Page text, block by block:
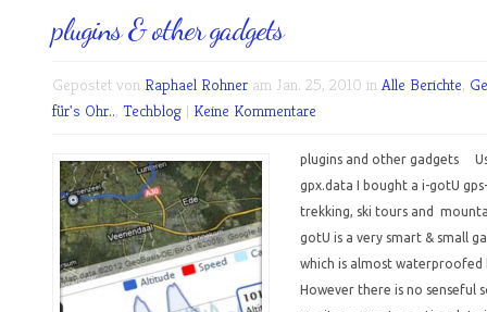
plugins & other gadgets
Gepostet von Raphael Rohner am Jan. 25, 2010 in Alle Berichte,
für's Ohr.., Techblog | Keine Kommentare
plugins and other gadgets
gpx.data I bought a i-gotU
trekking, ski tours and
gotU is a very smart & small
which is almost
However there is no senseful